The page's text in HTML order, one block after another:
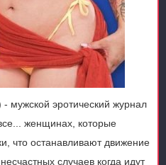
мужской эротический журнал
женщинах, которые
что останавливают движение
случаев когда идут